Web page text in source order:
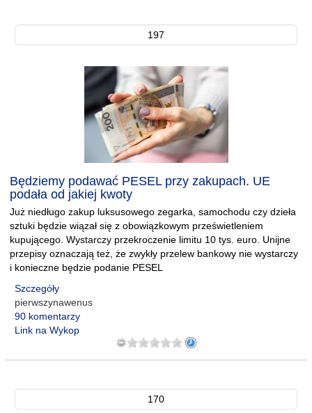
197
Będziemy podawać PESEL przy zakupach. UE
podała od jakiej kwoty
Już niedługo zakup luksusowego zegarka, samochodu czy dzieła
sztuki będzie wiązał się z obowiązkowym prześwietleniem
kupującego. Wystarczy przekroczenie limitu 10 tys. euro. Unijne
przepisy oznaczają też, że zwykły przelew bankowy nie wystarczy
i konieczne będzie podanie PESEL
Szczegóły
pierwszynawenus
90 komentarzy
Link na Wykop
170